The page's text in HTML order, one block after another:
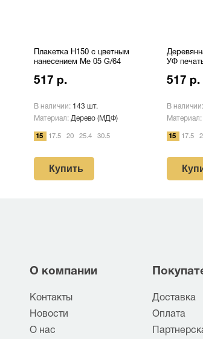
Плакетка H150 с цветным
нанесением Me 05 G/64
517 р.
В наличии: 143 шт.
Материал: Дерево (МДФ)
15 17.5 20 25.4 30.5
Купить
УФ
517 р.
В наличии:
Материал:
15 17.5
О компании
Контакты
Новости
О нас
Доставка
Оплата